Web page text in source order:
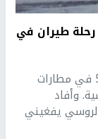
عاصفة ثلجية تتسبب بتأجيل أكثر من 50 رحلة طيران في
تسببت الثلوج في إلغاء 13 رحلة، وتأخير 50 في مطارات
وأفاد
يفغيني